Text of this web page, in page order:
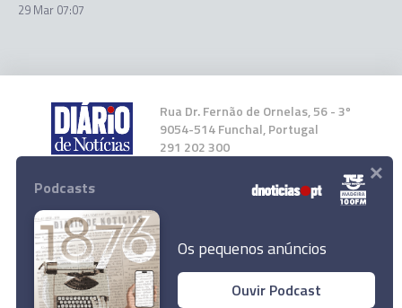
29 Mar 07:07
Rua Dr. Fernão de Ornelas, 56 - 3º
9054-514 Funchal, Portugal
291 202 300
Instale a nossa App
Podcasts
Os pequenos anúncios
Ouvir Podcast
×